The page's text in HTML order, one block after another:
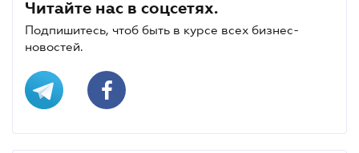
Читайте нас в соцсетях.
Подпишитесь, чтоб быть в курсе всех бизнес-
новостей.